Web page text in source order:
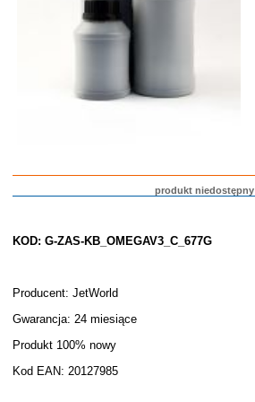
produkt niedostępny
KOD: G-ZAS-KB_OMEGAV3_C_677G
Producent: JetWorld
Gwarancja: 24 miesiące
Produkt 100% nowy
Kod EAN: 20127985